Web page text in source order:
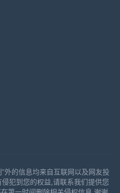
外的信息均来自互联网以及网友投
犯到您的权益,请联系我们提供您